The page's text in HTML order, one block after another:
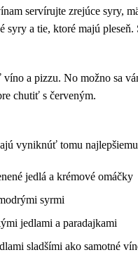
servírujte zrejúce syry,
syry a tie, ktoré majú
a pizzu. No možno sa
chutiť s červeným.
vyniknúť tomu
jedlá a krémové omáčky
syrmi
jedlami a paradajkami
sladšími ako samotné